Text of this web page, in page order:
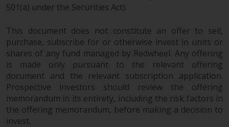
501(a) under the Securities Act).
This document does not constitute an offer to sell,
purchase, subscribe for or otherwise invest in units or
shares of any fund managed by Redwheel. Any offering
is made only pursuant to the relevant offering
document and the relevant subscription application.
Prospective investors should review the offering
memorandum in its entirety, including the risk factors in
the offering memorandum, before making a decision to
invest.